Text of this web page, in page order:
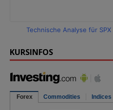
Technische Analyse für SPX
KURSINFOS